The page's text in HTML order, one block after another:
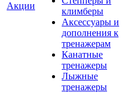
Акции
климберы
Аксессуары и
дополнения к
тренажерам
Канатные
тренажеры
Лыжные
тренажеры